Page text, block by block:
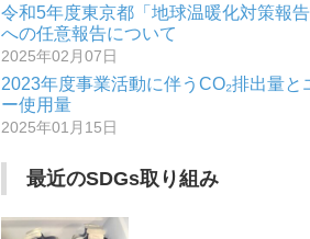
令和5年度東京都「地球温暖化対策報告
への任意報告について
2025年02月07日
2023年度事業活動に伴うCO₂排出量と
ー使用量
2025年01月15日
最近のSDGs取り組み